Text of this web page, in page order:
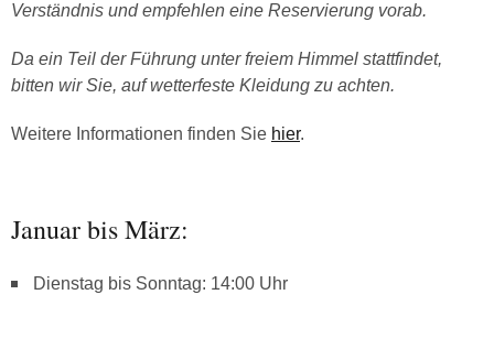
Verständnis und empfehlen eine Reservierung vorab.
Da ein Teil der Führung unter freiem Himmel stattfindet,
bitten wir Sie, auf wetterfeste Kleidung zu achten.
Weitere Informationen finden Sie hier.
Januar bis März:
Dienstag bis Sonntag: 14:00 Uhr